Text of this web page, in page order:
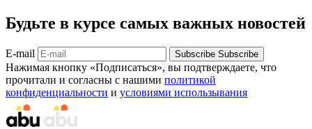
Будьте в курсе самых важных новостей
E-mail Subscribe Subscribe
Нажимая кнопку «Подписаться», вы подтверждаете, что
прочитали и согласны с нашими политикой
конфиденциальности и условиями использывания